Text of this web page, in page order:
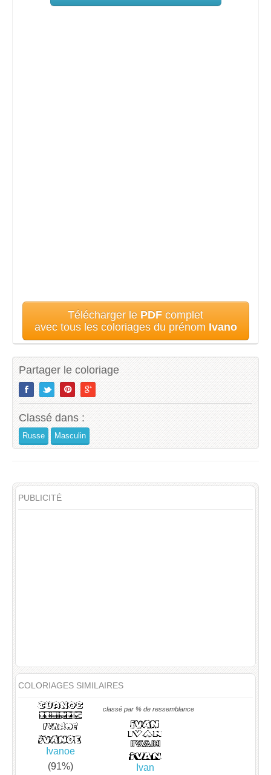
Télécharger le PDF complet
avec tous les coloriages du prénom Ivano
Partager le coloriage
Classé dans :
Russe Masculin
PUBLICITÉ
COLORIAGES SIMILAIRES
classé par % de ressemblance
Ivanoe
(91%)
Ivan